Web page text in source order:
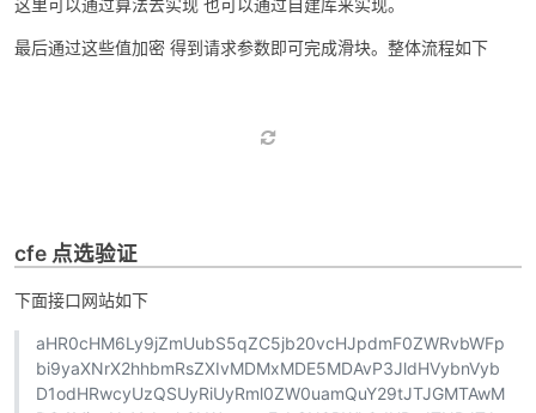
第二个和第三个 如下图js所示的位置
这里可以通过算法去实现 也可以通过自建库来实现。
最后通过这些值加密 得到请求参数即可完成滑块。整体流程如下